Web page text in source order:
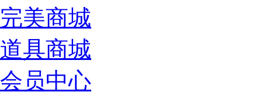
完美商城
道具商城
会员中心